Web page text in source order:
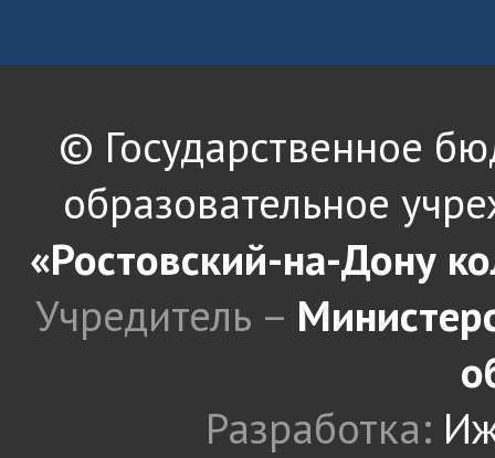
© Государственное
образовательное
«Ростовский-на-Дону
Учредитель –
Разработка: